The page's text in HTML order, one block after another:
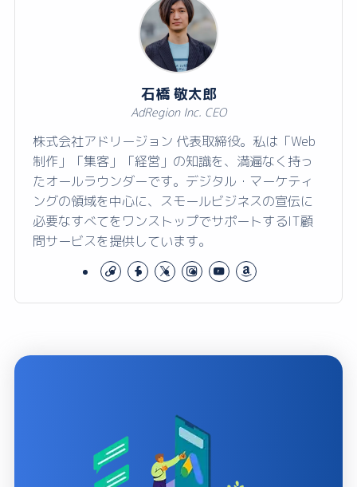
石橋 敬太郎
AdRegion Inc. CEO
株式会社アドリージョン 代表取締役。私は「Web
制作」「集客」「経営」の知識を、満遍なく持っ
たオールラウンダーです。デジタル・マーケティ
ングの領域を中心に、スモールビジネスの宣伝に
必要なすべてをワンストップでサポートするIT顧
問サービスを提供しています。